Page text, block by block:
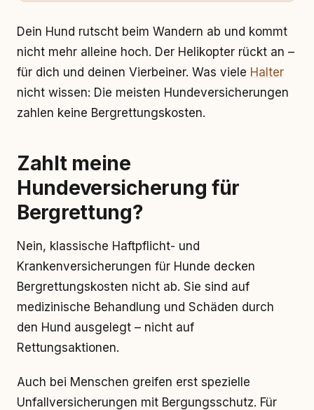
Dein Hund rutscht beim Wandern ab und kommt
nicht mehr alleine hoch. Der Helikopter rückt an –
für dich und deinen Vierbeiner. Was viele Halter
nicht wissen: Die meisten Hundeversicherungen
zahlen keine Bergrettungskosten.
Zahlt meine
Hundeversicherung für
Bergrettung?
Nein, klassische Haftpflicht- und
Krankenversicherungen für Hunde decken
Bergrettungskosten nicht ab. Sie sind auf
medizinische Behandlung und Schäden durch
den Hund ausgelegt – nicht auf
Rettungsaktionen.
Auch bei Menschen greifen erst spezielle
Unfallversicherungen mit Bergungsschutz. Für